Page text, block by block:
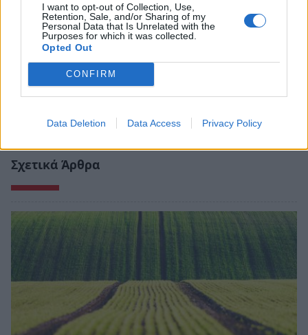
I want to opt-out of Collection, Use,
Retention, Sale, and/or Sharing of my
Personal Data that Is Unrelated with the
Purposes for which it was collected.
Opted Out
CONFIRM
Data Deletion Data Access Privacy Policy
Σχετικά Άρθρα